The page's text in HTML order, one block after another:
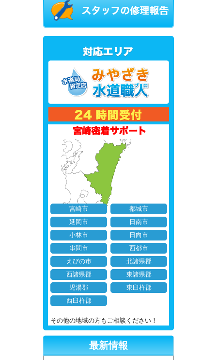
宮崎市
都城市
延岡市
日南市
小林市
日向市
串間市
西都市
えびの市
北諸県郡
西諸県郡
東諸県郡
児湯郡
東臼杵郡
西臼杵郡
その他の地域の方もご相談ください！
最新情報